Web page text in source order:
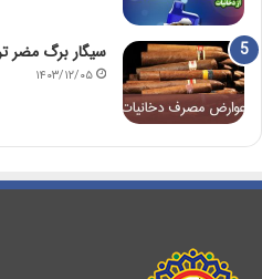
سیگار برگ مضر
۱۴۰۳/۱۲/۰۵